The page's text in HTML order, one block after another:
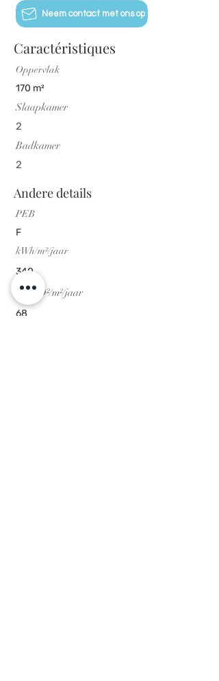
Neem contact met ons op
Caractéristiques
Oppervlak
170 m²
Slaapkamer
2
Badkamer
2
Andere details
PEB
F
kWh/m²/jaar
340
Kg CO²/m²/jaar
68